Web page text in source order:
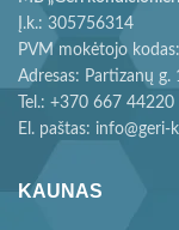
Į.k.: 305756314
PVM mokėtojo
Adresas: Partizanų g.
Tel.: +370 667 44220
El. paštas:
KAUNAS